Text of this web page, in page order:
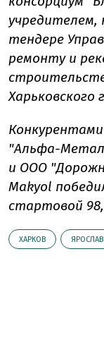
учредителем,
тендере
ремонту и
Харьковского
"Альфа-
и ООО
Makyol
стартовой
ХАРКОВ